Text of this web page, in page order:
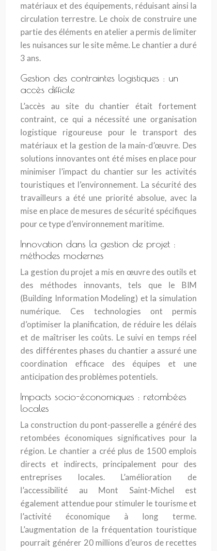
matériaux et des équipements, réduisant ainsi la
circulation terrestre. Le choix de construire une
partie des éléments en atelier a permis de limiter
les nuisances sur le site même. Le chantier a duré
3 ans.
Gestion des contraintes logistiques : un
accès difficile
L’accès au site du chantier était fortement
contraint, ce qui a nécessité une organisation
logistique rigoureuse pour le transport des
matériaux et la gestion de la main-d’œuvre. Des
solutions innovantes ont été mises en place pour
minimiser l’impact du chantier sur les activités
touristiques et l’environnement. La sécurité des
travailleurs a été une priorité absolue, avec la
mise en place de mesures de sécurité spécifiques
pour ce type d’environnement maritime.
Innovation dans la gestion de projet :
méthodes modernes
La gestion du projet a mis en œuvre des outils et
des méthodes innovants, tels que le BIM
(Building Information Modeling) et la simulation
numérique. Ces technologies ont permis
d’optimiser la planification, de réduire les délais
et de maîtriser les coûts. Le suivi en temps réel
des différentes phases du chantier a assuré une
coordination efficace des équipes et une
anticipation des problèmes potentiels.
Impacts socio-économiques : retombées
locales
La construction du pont-passerelle a généré des
retombées économiques significatives pour la
région. Le chantier a créé plus de 1500 emplois
directs et indirects, principalement pour des
entreprises locales. L’amélioration de
l’accessibilité au Mont Saint-Michel est
également attendue pour stimuler le tourisme et
l’activité économique à long terme.
L’augmentation de la fréquentation touristique
pourrait générer 20 millions d’euros de recettes